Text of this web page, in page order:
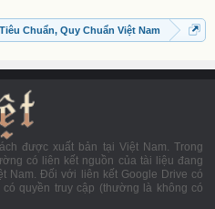
Tiêu Chuẩn, Quy Chuẩn Việt Nam
được xuất bản tại Việt Nam. Trong
có liên kết nguồn của tài liệu đang
Nam. Đối với liên kết Google Drive có
quyền truy cập (thường là không có